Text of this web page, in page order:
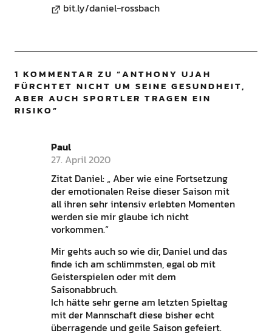
bit.ly/daniel-rossbach
1 KOMMENTAR ZU “ANTHONY UJAH
FÜRCHTET NICHT UM SEINE GESUNDHEIT,
ABER AUCH SPORTLER TRAGEN EIN
RISIKO”
Paul
27. April 2020
Zitat Daniel: „ Aber wie eine Fortsetzung
der emotionalen Reise dieser Saison mit
all ihren sehr intensiv erlebten Momenten
werden sie mir glaube ich nicht
vorkommen.“
Mir gehts auch so wie dir, Daniel und das
finde ich am schlimmsten, egal ob mit
Geisterspielen oder mit dem
Saisonabbruch.
Ich hätte sehr gerne am letzten Spieltag
mit der Mannschaft diese bisher echt
überragende und geile Saison gefeiert.